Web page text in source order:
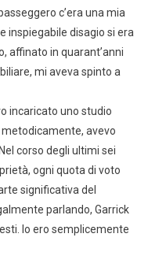
c’era una mia
inspiegabile disagio si era
affinato in quarant’anni
mi aveva spinto a
incaricato uno studio
avevo
corso degli ultimi sei
ogni quota di voto
significativa del
parlando, Garrick
Io ero semplicemente